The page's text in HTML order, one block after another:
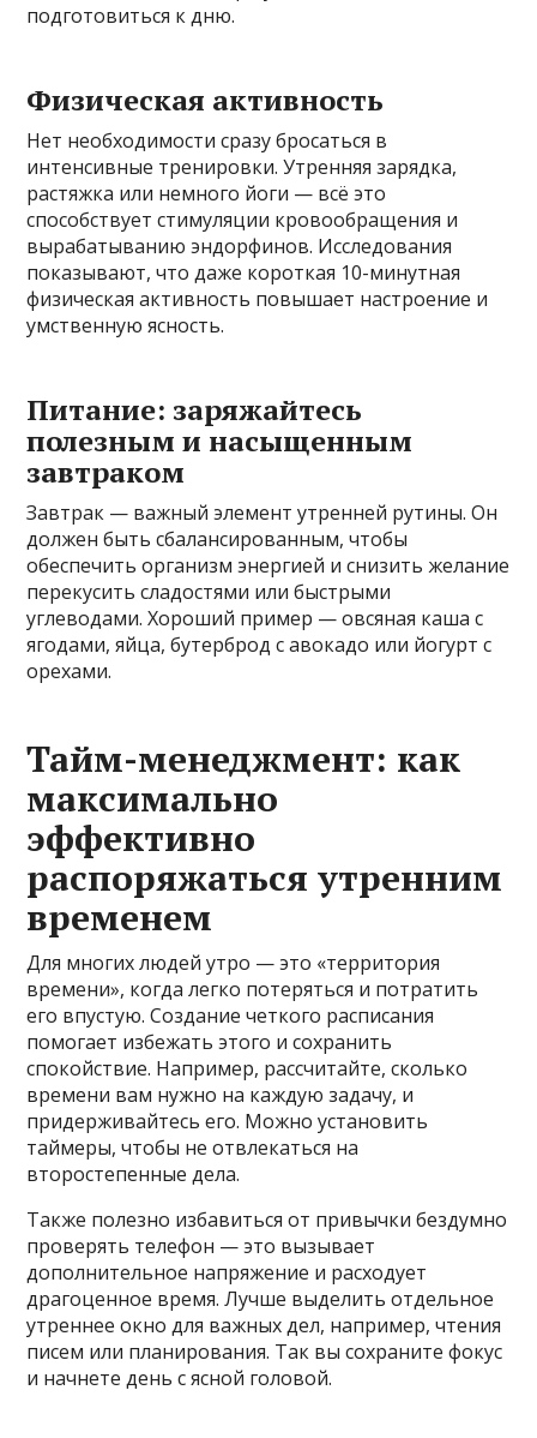
подготовиться к дню.
Физическая активность
Нет необходимости сразу бросаться в
интенсивные тренировки. Утренняя зарядка,
растяжка или немного йоги — всё это
способствует стимуляции кровообращения и
вырабатыванию эндорфинов. Исследования
показывают, что даже короткая 10-минутная
физическая активность повышает настроение и
умственную ясность.
Питание: заряжайтесь
полезным и насыщенным
завтраком
Завтрак — важный элемент утренней рутины. Он
должен быть сбалансированным, чтобы
обеспечить организм энергией и снизить желание
перекусить сладостями или быстрыми
углеводами. Хороший пример — овсяная каша с
ягодами, яйца, бутерброд с авокадо или йогурт с
орехами.
Тайм-менеджмент: как
максимально
эффективно
распоряжаться утренним
временем
Для многих людей утро — это «территория
времени», когда легко потеряться и потратить
его впустую. Создание четкого расписания
помогает избежать этого и сохранить
спокойствие. Например, рассчитайте, сколько
времени вам нужно на каждую задачу, и
придерживайтесь его. Можно установить
таймеры, чтобы не отвлекаться на
второстепенные дела.
Также полезно избавиться от привычки бездумно
проверять телефон — это вызывает
дополнительное напряжение и расходует
драгоценное время. Лучше выделить отдельное
утреннее окно для важных дел, например, чтения
писем или планирования. Так вы сохраните фокус
и начнете день с ясной головой.